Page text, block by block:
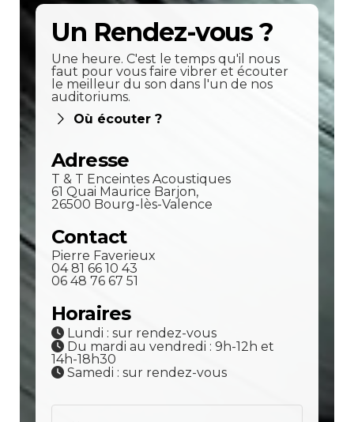
Un Rendez-vous ?
Une heure. C'est le temps qu'il nous
faut pour vous faire vibrer et écouter
le meilleur du son dans l'un de nos
auditoriums.
Où écouter ?
Adresse
T & T Enceintes Acoustiques
61 Quai Maurice Barjon,
26500 Bourg-lès-Valence
Contact
Pierre Faverieux
04 81 66 10 43
06 48 76 67 51
Horaires
Lundi : sur rendez-vous
Du mardi au vendredi : 9h-12h et
14h-18h30
Samedi : sur rendez-vous